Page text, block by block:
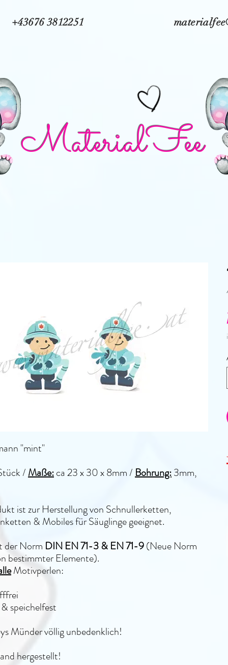
+43676 3812251
MaterialFee
"mint"
/Maße:ca 23 x 30 x 8mm /Bohrung:3mm,
ist zur Herstellung von Schnullerketten,
& Mobiles für Säuglinge geeignet.
der Norm DIN EN 71-3 & EN 71-9(Neue Norm
bestimmter Elemente).
Motivperlen:
speichelfest
Münder völlig unbedenklich!
hergestellt!